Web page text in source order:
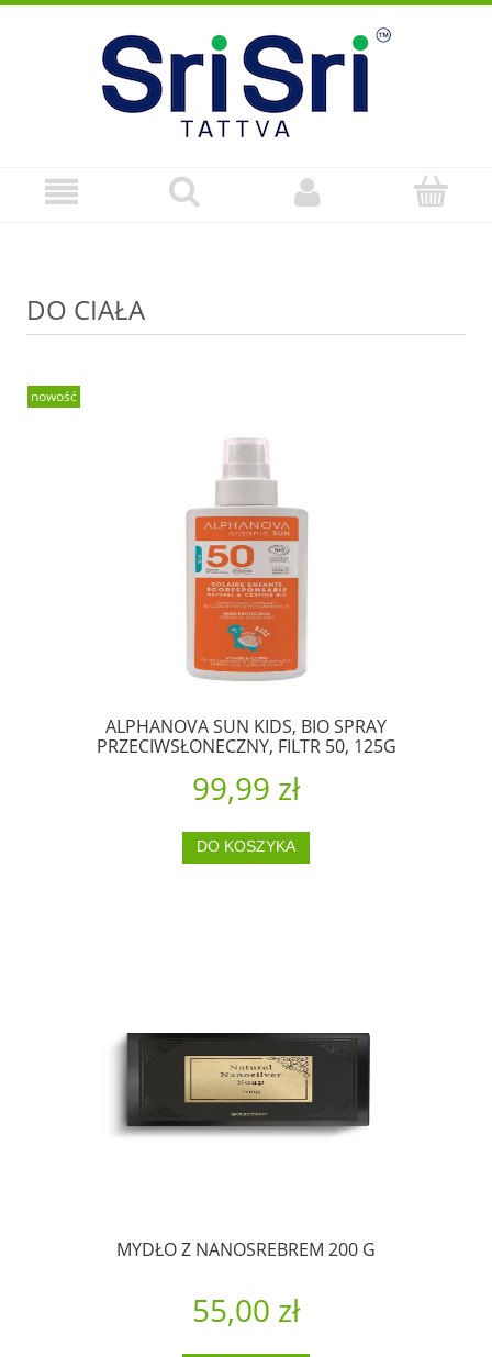
DO CIAŁA
ALPHANOVA SUN KIDS, BIO SPRAY
PRZECIWSŁONECZNY, FILTR 50, 125G
99,99 zł
DO KOSZYKA
nowość
MYDŁO Z NANOSREBREM 200 G
55,00 zł